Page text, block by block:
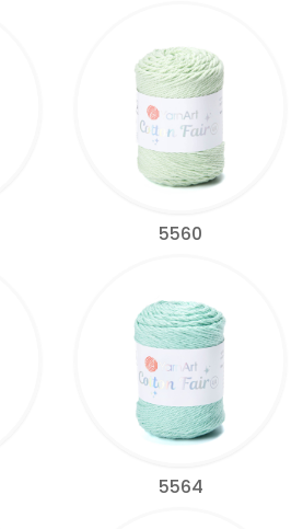
5560
5564